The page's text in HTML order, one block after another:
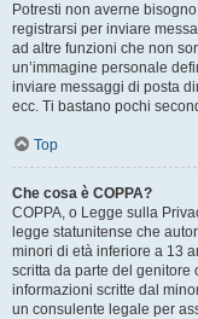
Potresti non averne
registrarsi per inviare
ad altre funzioni che non
un’immagine personale
inviare messaggi di posta
ecc. Ti bastano pochi
Top
Che cosa è COPPA?
COPPA, o Legge sulla
legge statunitense che
minori di età inferiore a 13
scritta da parte del genitore
informazioni scritte dal
un consulente legale per